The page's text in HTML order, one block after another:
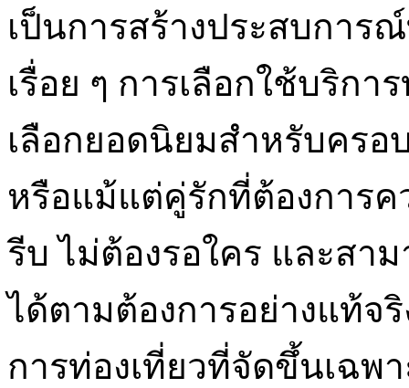
เป็นการสร้างประสบกา
เรื่อย ๆ การเลือกใช้บริก
เลือกยอดนิยมสำหรับครอ
หรือแม้แต่คู่รักที่ต้องการค
รีบ ไม่ต้องรอใคร และสา
ได้ตามต้องการอย่างแท้จ
การท่องเที่ยวที่จัดขึ้นเฉ